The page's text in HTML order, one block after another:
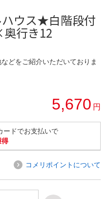
ウス★白階段付
行き12
どをご紹介いただいておりま
5,670 円
ードでお支払いで
得
コメリポイントについて